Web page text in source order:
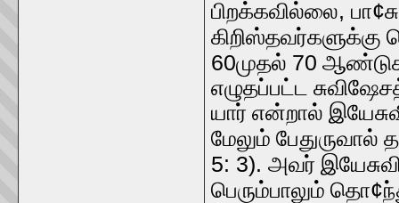
பிறக்கவில்லை, பா¢
கிறிஸ்தவர்களுக்கு
60முதல் 70
எழுதப்பட்ட
யார் என்றால்
மேலும்
5: 3). அவர்
பெரும்பாலும் தொ¢